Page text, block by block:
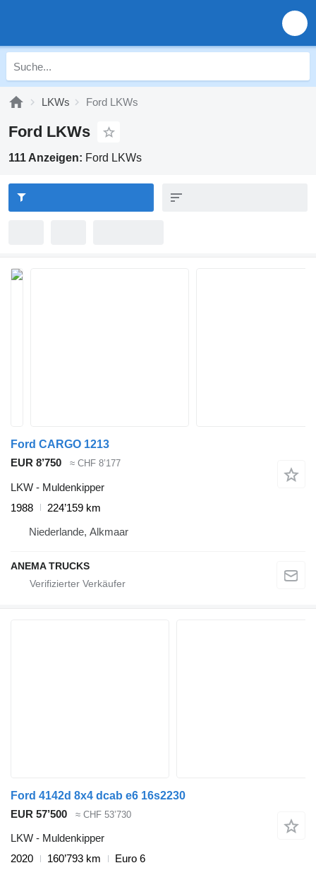
LKWs Ford LKWs
Ford LKWs
111 Anzeigen: Ford LKWs
Ford CARGO 1213
EUR 8’750
≈ CHF 8’177
LKW - Muldenkipper
1988
224’159 km
Niederlande, Alkmaar
ANEMA TRUCKS
Ford 4142d 8x4 dcab e6 16s2230
EUR 57’500
≈ CHF 53’730
LKW - Muldenkipper
2020
160’793 km
Euro 6